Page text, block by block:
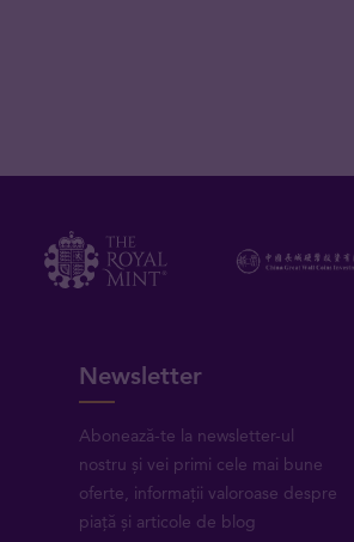
Newsletter
Abonează-te la newsletter-ul
nostru și vei primi cele mai bune
oferte, informații valoroase despre
piață și articole de blog